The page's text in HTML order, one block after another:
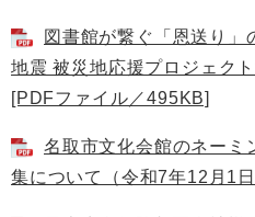
図書館が繋ぐ「恩送り」
地震 被災地応援プロジェク
[PDFファイル／495KB]
名取市文化会館のネーミ
集について（令和7年12月1